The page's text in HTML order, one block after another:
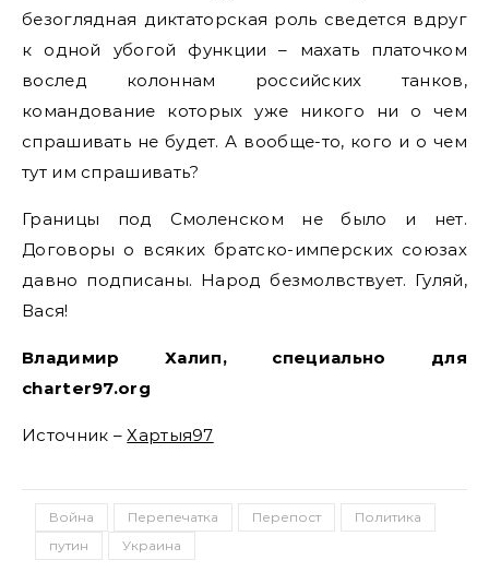
безоглядная диктаторская роль сведется вдруг
к одной убогой функции – махать платочком
вослед колоннам российских танков,
командование которых уже никого ни о чем
спрашивать не будет. А вообще-то, кого и о чем
тут им спрашивать?
Границы под Смоленском не было и нет.
Договоры о всяких братско-имперских союзах
давно подписаны. Народ безмолвствует. Гуляй,
Вася!
Владимир Халип, специально для
charter97.org
Источник –Хартыя97
Война Перепечатка Перепост
Политика
путин
Украина